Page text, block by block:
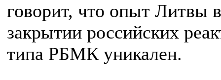
говорит, что опыт Литвы в
закрытии российских
типа РБМК уникален.